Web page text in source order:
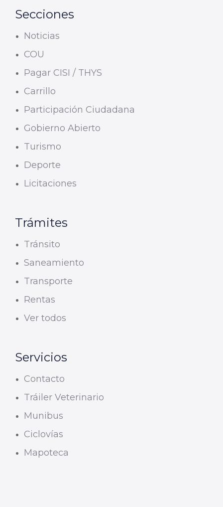
Secciones
Noticias
COU
Pagar CISI / THYS
Carrillo
Participación Ciudadana
Gobierno Abierto
Turismo
Deporte
Licitaciones
Trámites
Tránsito
Saneamiento
Transporte
Rentas
Ver todos
Servicios
Contacto
Tráiler Veterinario
Munibus
Ciclovías
Mapoteca